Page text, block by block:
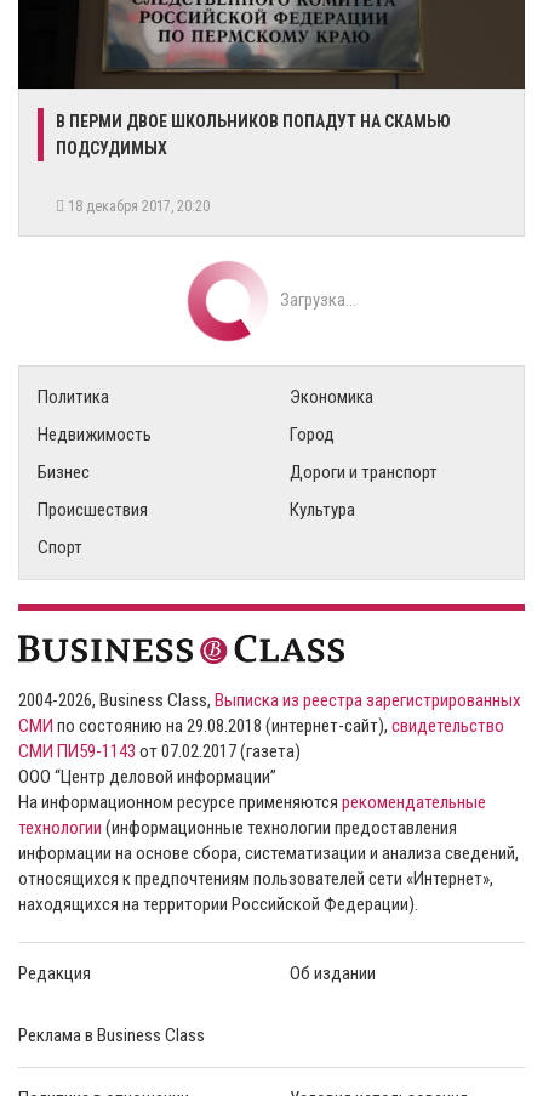
​В ПЕРМИ ДВОЕ ШКОЛЬНИКОВ ПОПАДУТ НА СКАМЬЮ
ПОДСУДИМЫХ
18 декабря 2017, 20:20
Загрузка...
Политика
Экономика
Недвижимость
Город
Бизнес
Дороги и транспорт
Происшествия
Культура
Спорт
2004-2026, Business Class, Выписка из реестра зарегистрированных
СМИ по состоянию на 29.08.2018 (интернет-сайт), свидетельство
СМИ ПИ59-1143 от 07.02.2017 (газета)
ООО “Центр деловой информации”
На информационном ресурсе применяются рекомендательные
технологии (информационные технологии предоставления
информации на основе сбора, систематизации и анализа сведений,
относящихся к предпочтениям пользователей сети «Интернет»,
находящихся на территории Российской Федерации).
Редакция Об издании
Реклама в Business Class